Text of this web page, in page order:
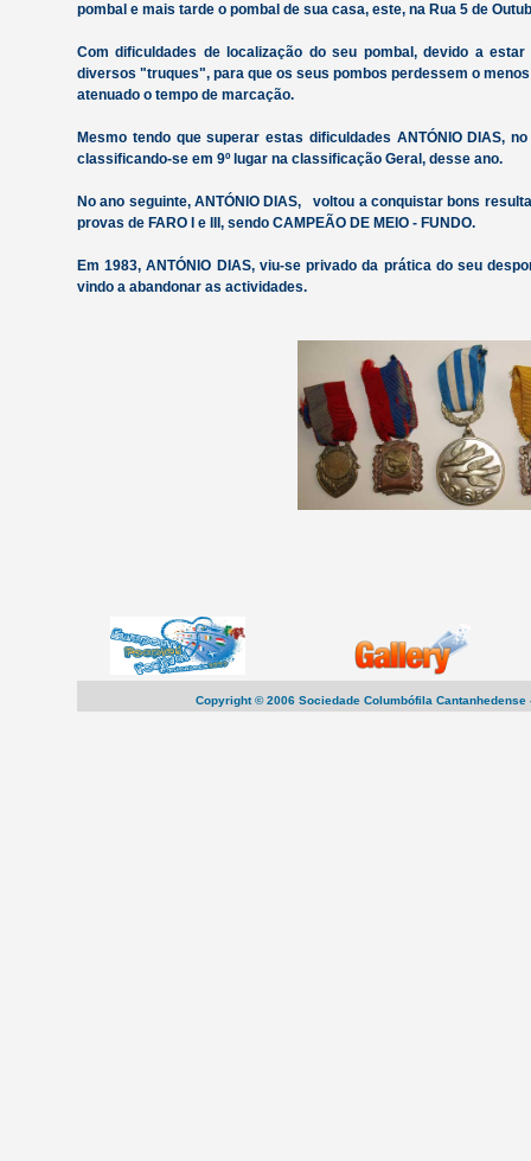
pombal e mais tarde o pombal de sua casa, este, na Rua 5 de
Com dificuldades de localização do seu pombal, devido a
diversos "truques", para que os seus pombos perdessem o
atenuado o tempo de marcação.
Mesmo tendo que superar estas dificuldades ANTÓNIO DIAS,
classificando-se em 9º lugar na classificação Geral, desse ano.
No ano seguinte, ANTÓNIO DIAS, voltou a conquistar bons
provas de FARO I e III, sendo CAMPEÃO DE MEIO - FUNDO.
Em 1983, ANTÓNIO DIAS, viu-se privado da prática do seu
vindo a abandonar as actividades.
Copyright © 2006 Sociedade Columbófila